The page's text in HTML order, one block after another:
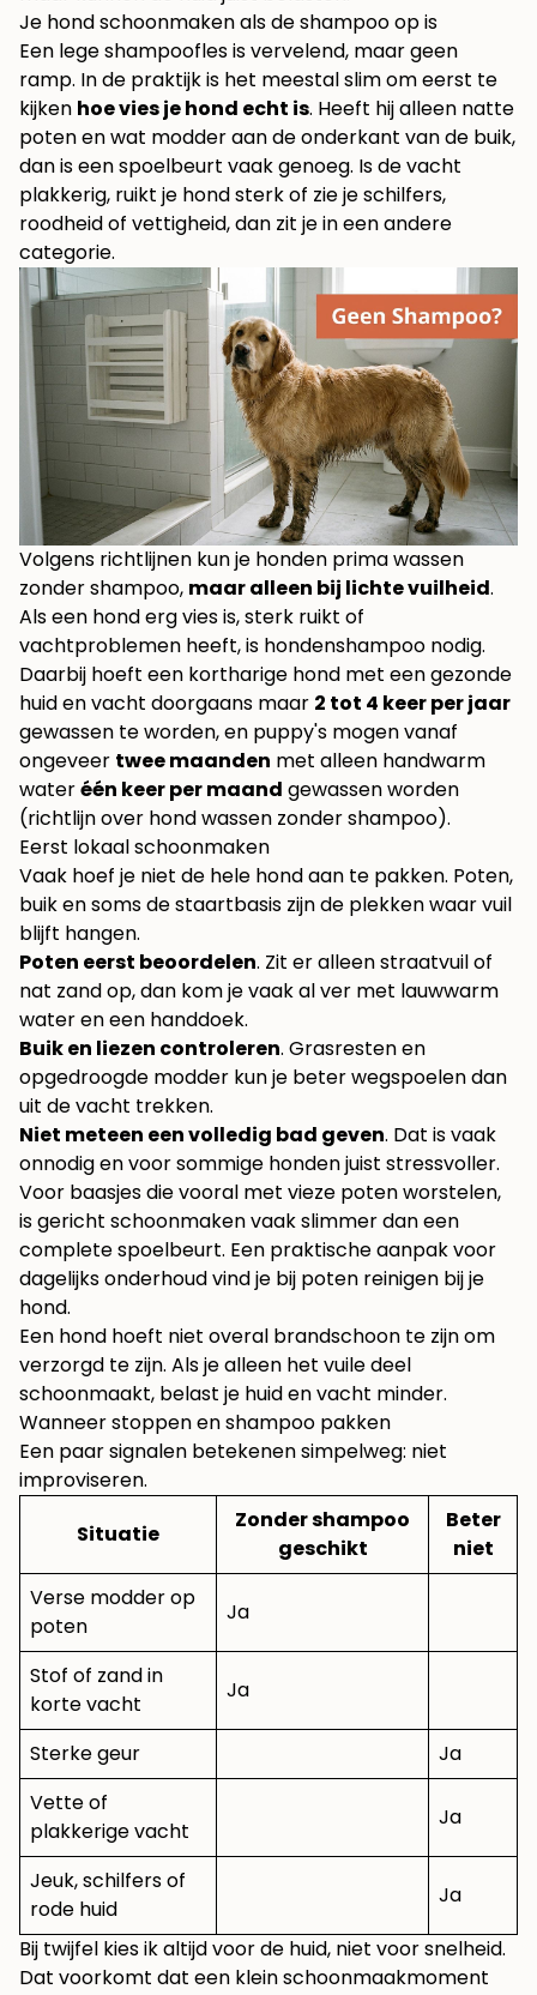
Je hond schoonmaken als de shampoo op is
Een lege shampoofles is vervelend, maar geen
ramp. In de praktijk is het meestal slim om eerst te
kijken hoe vies je hond echt is. Heeft hij alleen natte
poten en wat modder aan de onderkant van de buik,
dan is een spoelbeurt vaak genoeg. Is de vacht
plakkerig, ruikt je hond sterk of zie je schilfers,
roodheid of vettigheid, dan zit je in een andere
categorie.
Volgens richtlijnen kun je honden prima wassen
zonder shampoo, maar alleen bij lichte vuilheid.
Als een hond erg vies is, sterk ruikt of
vachtproblemen heeft, is hondenshampoo nodig.
Daarbij hoeft een kortharige hond met een gezonde
huid en vacht doorgaans maar 2 tot 4 keer per jaar
gewassen te worden, en puppy's mogen vanaf
ongeveer twee maanden met alleen handwarm
wateréén keer per maand gewassen worden
(richtlijn over hond wassen zonder shampoo).
Eerst lokaal schoonmaken
Vaak hoef je niet de hele hond aan te pakken. Poten,
buik en soms de staartbasis zijn de plekken waar vuil
blijft hangen.
Poten eerst beoordelen. Zit er alleen straatvuil of
nat zand op, dan kom je vaak al ver met lauwwarm
water en een handdoek.
Buik en liezen controleren. Grasresten en
opgedroogde modder kun je beter wegspoelen dan
uit de vacht trekken.
Niet meteen een volledig bad geven. Dat is vaak
onnodig en voor sommige honden juist stressvoller.
Voor baasjes die vooral met vieze poten worstelen,
is gericht schoonmaken vaak slimmer dan een
complete spoelbeurt. Een praktische aanpak voor
dagelijks onderhoud vind je bij poten reinigen bij je
hond.
Een hond hoeft niet overal brandschoon te zijn om
verzorgd te zijn. Als je alleen het vuile deel
schoonmaakt, belast je huid en vacht minder.
Wanneer stoppen en shampoo pakken
Een paar signalen betekenen simpelweg: niet
improviseren.
Situatie
Zonder shampoo
geschikt
Beter
niet
Verse modder op
poten
Ja
Stof of zand in
korte vacht
Ja
Sterke geur
Ja
Vette of
plakkerige vacht
Ja
Jeuk, schilfers of
rode huid
Ja
Bij twijfel kies ik altijd voor de huid, niet voor snelheid.
Dat voorkomt dat een klein schoonmaakmoment